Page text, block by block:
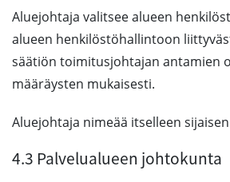
Aluejohtaja valitsee alueen
alueen henkilöstöhallintoon
säätiön toimitusjohtajan antamien
määräysten mukaisesti.
Aluejohtaja nimeää itselleen
4.3 Palvelualueen johtokunta